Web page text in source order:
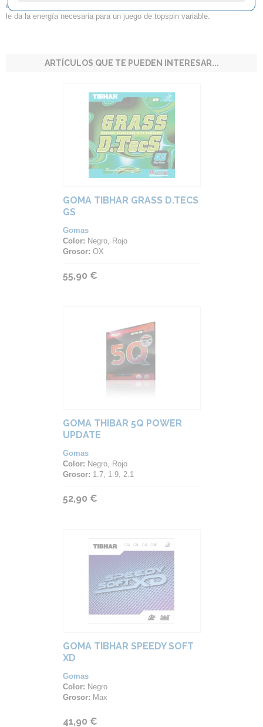
enorme sonido en golpes liftados. Su suave esponja de efecto catapulta
le da la energía necesaria para un juego de topspin variable.
ARTÍCULOS QUE TE PUEDEN INTERESAR...
GOMA TIBHAR GRASS D.TECS
GS
Gomas
Color: Negro, Rojo
Grosor: OX
55,90 €
GOMA THIBAR 5Q POWER
UPDATE
Gomas
Color: Negro, Rojo
Grosor: 1.7, 1.9, 2.1
52,90 €
GOMA TIBHAR SPEEDY SOFT
XD
Gomas
Color: Negro
Grosor: Max
41,90 €